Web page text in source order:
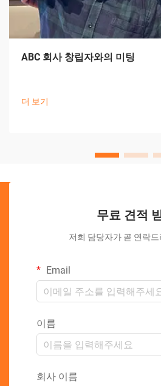
ABC 회사 창립자와의 미팅
더 보기
무료 견적
저희 담당자가 곧 연락
Email
이름
회사 이름